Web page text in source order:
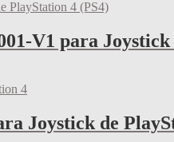
V1 para
Joystick de